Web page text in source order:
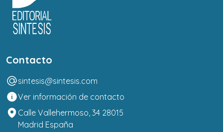
Contacto
sintesis@sintesis.com
Ver información de contacto
Calle Vallehermoso, 34 28015
Madrid España